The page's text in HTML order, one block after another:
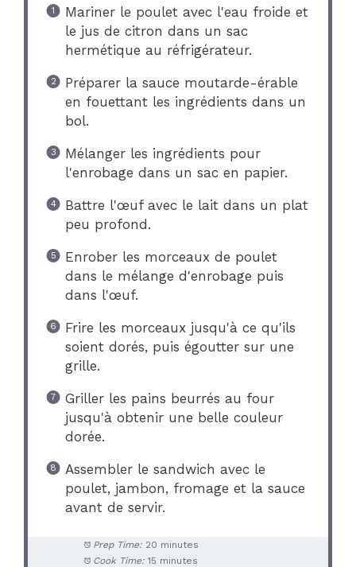
Mariner le poulet avec l'eau froide et
le jus de citron dans un sac
hermétique au réfrigérateur.
Préparer la sauce moutarde-érable
en fouettant les ingrédients dans un
bol.
Mélanger les ingrédients pour
l'enrobage dans un sac en papier.
Battre l'œuf avec le lait dans un plat
peu profond.
Enrober les morceaux de poulet
dans le mélange d'enrobage puis
dans l'œuf.
Frire les morceaux jusqu'à ce qu'ils
soient dorés, puis égoutter sur une
grille.
Griller les pains beurrés au four
jusqu'à obtenir une belle couleur
dorée.
Assembler le sandwich avec le
poulet, jambon, fromage et la sauce
avant de servir.
Prep Time: 20 minutes
Cook Time: 15 minutes